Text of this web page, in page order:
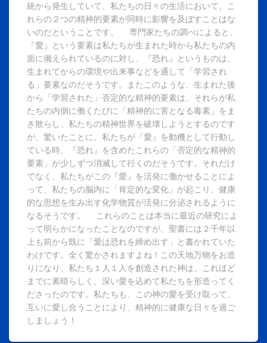
統から発生していて、私たちの日々の生活において、こ
れらの２つの精神的要素が同時に影響を及ぼすことはな
いのだということです。 専門家たちの調べによると、
『愛』という要素は私たちが生まれた時から私たちの内
面に備えられているのに対し、『恐れ』というものは、
生まれてからの環境や出来事などを通して「学習され
る」要素なのだそうです。またこのような、生まれた後
から「学習された」否定的な精神的要素は、それらが私
たちの内側に働くたびに「精神的に害となる毒素」をま
き散らし、私たちの精神世界を破壊しようとするのです
が、驚いたことに、私たちが『愛』を動機として行動し
ている時、『恐れ』を含めたこれらの「否定的な精神的
要素」が少しずつ消滅して行くのだそうです。それだけ
でなく、私たちがこの『愛』を活発に働かせることによ
って、私たちの脳内に「肯定的な変化」が起こり、健康
的な思想を生み出す化学物質が活発に分泌されるように
なるそうです。 これらのことは本当に最近の研究によ
って明らかになったことなのですが、聖書には２千年以
上も前から既に「愛は恐れを締め出す」と書かれていた
わけです。全く驚かされますよね！この天地万物をお造
りになり、私たち１人１人を創造された神は、これほど
までに素晴らしく、深い愛を込めて私たちを形造ってく
ださったのです。私たちも、この神の愛を受け取って、
互いに愛し合うことにより、精神的に健康な日々を過ご
しましょう！